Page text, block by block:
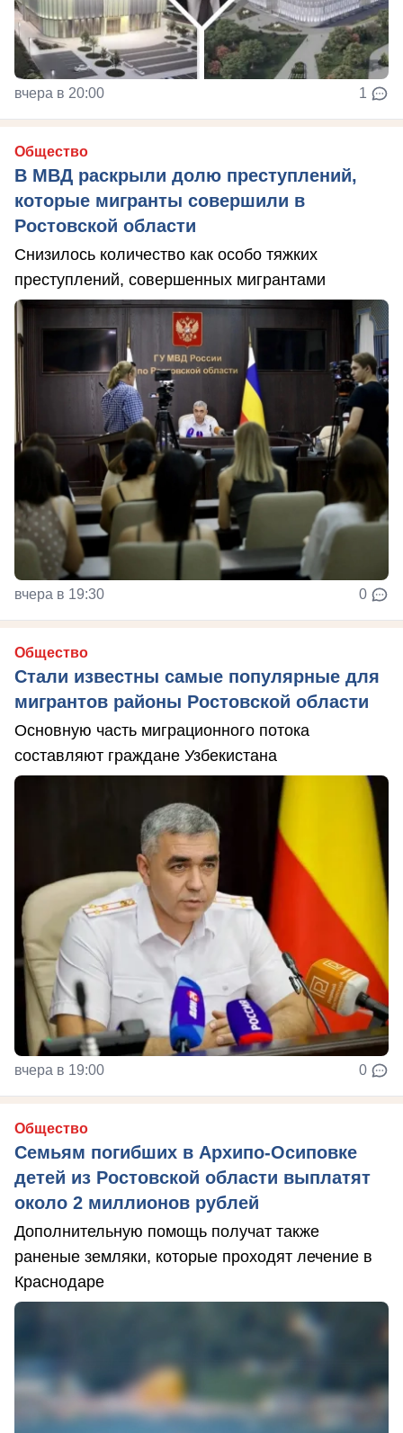
вчера в 20:00 1
Общество
В МВД раскрыли долю преступлений,
которые мигранты совершили в
Ростовской области
Снизилось количество как особо тяжких
преступлений, совершенных мигрантами
вчера в 19:30 0
Общество
Стали известны самые популярные для
мигрантов районы Ростовской области
Основную часть миграционного потока
составляют граждане Узбекистана
вчера в 19:00 0
Общество
Семьям погибших в Архипо-Осиповке
детей из Ростовской области выплатят
около 2 миллионов рублей
Дополнительную помощь получат также
раненые земляки, которые проходят лечение в
Краснодаре